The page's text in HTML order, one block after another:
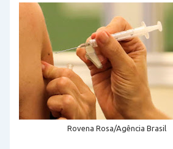
Rovena Rosa/Agência Brasil